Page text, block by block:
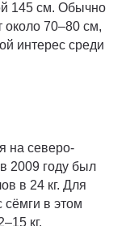
145 см. Обычно
около 70–80 см,
интерес среди
на северо-
2009 году был
в 24 кг. Для
сёмги в этом
кг.